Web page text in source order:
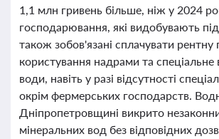
1,1 млн гривень більше, ніж у 2024
господарювання, які видобувають
також зобов'язані сплачувати рентну
користування надрами та спеціальне
води, навіть у разі відсутності
окрім фермерських господарств.
Дніпропетровщині викрито
мінеральних вод без відповідних